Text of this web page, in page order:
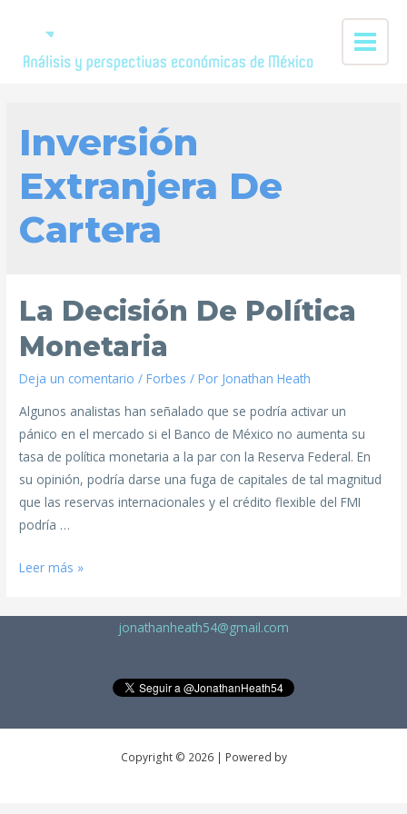
Inversión
Extranjera De
Cartera
La Decisión De Política
Monetaria
Deja un comentario /Forbes / Por Jonathan Heath
Algunos analistas han señalado que se podría activar un
pánico en el mercado si el Banco de México no aumenta su
tasa de política monetaria a la par con la Reserva Federal. En
su opinión, podría darse una fuga de capitales de tal magnitud
que las reservas internacionales y el crédito flexible del FMI
podría …
Leer más »
jonathanheath54@gmail.com
Copyright © 2026 | Powered by